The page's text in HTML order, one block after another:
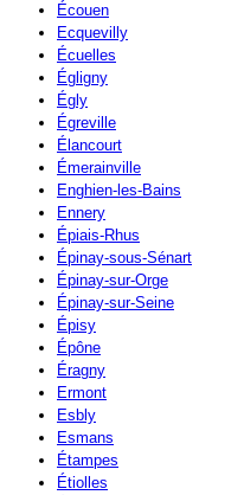
Écouen
Ecquevilly
Écuelles
Égligny
Égly
Égreville
Élancourt
Émerainville
Enghien-les-Bains
Ennery
Épiais-Rhus
Épinay-sous-Sénart
Épinay-sur-Orge
Épinay-sur-Seine
Épisy
Épône
Éragny
Ermont
Esbly
Esmans
Étampes
Étiolles